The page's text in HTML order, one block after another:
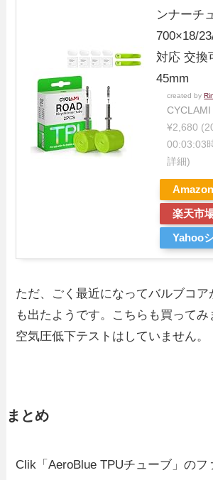
ンナーチ
700×18/
対応 交換
45mm
created by
CYCLAMI
¥2,680
00:03:03
詳細)
Amazon
楽天市
Yahoo
ただ、ごく最近になってバルブコ
も出たようです。こちらも買って
空気圧低下テストはしていません。
まとめ
Clik「AeroBlue TPUチューブ」のフ